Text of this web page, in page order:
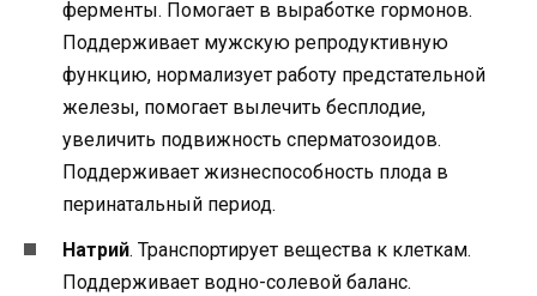
ферменты. Помогает в выработке гормонов.
Поддерживает мужскую репродуктивную
функцию, нормализует работу предстательной
железы, помогает вылечить бесплодие,
увеличить подвижность сперматозоидов.
Поддерживает жизнеспособность плода в
перинатальный период.
Натрий. Транспортирует вещества к клеткам.
Поддерживает водно-солевой баланс.